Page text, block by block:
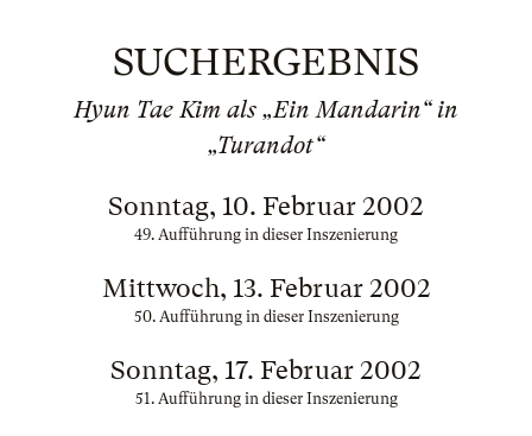
SUCHERGEBNIS
Hyun Tae Kim als „Ein Mandarin“ in
„Turandot“
Sonntag, 10. Februar 2002
49. Aufführung in dieser Inszenierung
Mittwoch, 13. Februar 2002
50. Aufführung in dieser Inszenierung
Sonntag, 17. Februar 2002
51. Aufführung in dieser Inszenierung